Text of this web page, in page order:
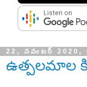
22, నవంబర్ 2020,
ఉత్పలమాల కి